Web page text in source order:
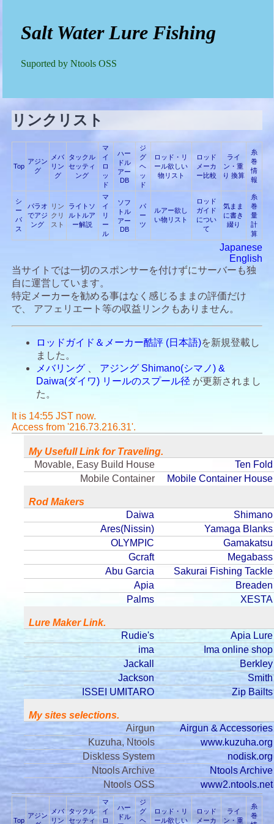
Salt Water Lure Fishing
Suported by Ntools OSS
リンクリスト
Top
アジン
グ
メバ
リン
グ
タックル
セッティ
ング
マ
イ
ロ
ッ
ド
ハー
ドル
アー
DB
ジ
グ
ヘ
ッ
ド
ロッド・リ
ール欲しい
物リスト
ロッド
メーカ
ー比較
ライ
ン・重
り 換算
糸
巻
情
報
シ
ー
バ
ス
パラオ
でアジ
ング
リン
クリ
スト
ライトソ
ルトルア
ー解説
マ
イ
リ
ー
ル
ソフ
トル
アー
DB
パ
ー
ツ
ルアー欲し
い物リスト
ロッド
ガイド
につい
て
気まま
に書き
綴り
糸
巻
量
計
算
Japanese
English
当サイトでは一切のスポンサーを付けずにサーバーも独
自に運営しています。
特定メーカーを勧める事はなく感じるままの評価だけ
で、 アフェリエート等の収益リンクもありません。
ロッドガイド＆メーカー酷評 (日本語)を新規登載し
ました。
メバリング、 アジング Shimano(シマノ) &
Daiwa(ダイワ) リールのスプール径が更新されまし
た。
It is 14:55 JST now.
Access from '216.73.216.31'.
My Usefull Link for Traveling.
Movable, Easy Build House
Ten Fold
Mobile Container
Mobile Container House
Rod Makers
Daiwa
Shimano
Ares(Nissin)
Yamaga Blanks
OLYMPIC
Gamakatsu
Gcraft
Megabass
Abu Garcia
Sakurai Fishing Tackle
Apia
Breaden
Palms
XESTA
Lure Maker Link.
Rudie's
Apia Lure
ima
Ima online shop
Jackall
Berkley
Jackson
Smith
ISSEI UMITARO
Zip Bailts
My sites selections.
Airgun
Airgun & Accessories
Kuzuha, Ntools
www.kuzuha.org
Diskless System
nodisk.org
Ntools Archive
Ntools Archive
Ntools OSS
www2.ntools.net
Top
アジン
メバ
リン
タックル
セッティ
マ
イ
ロ
ハー
ドル
ジ
グ
ヘ
ロッド・リ
ール欲しい
ロッド
メーカ
ライ
ン・重
糸
巻